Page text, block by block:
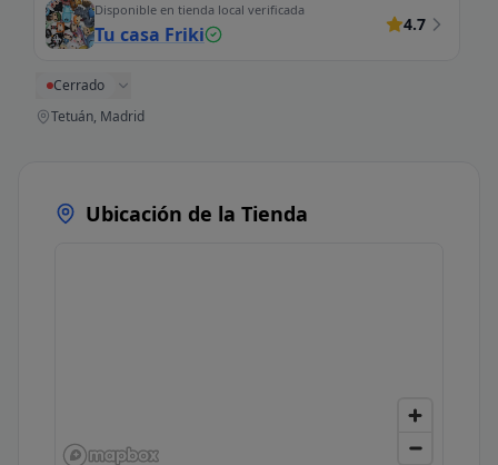
Disponible en tienda local verificada
Tu casa Friki 4.7
Cerrado
Tetuán, Madrid
Ubicación de la Tienda